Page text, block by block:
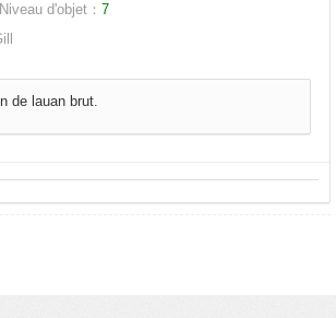
Niveau d'objet： 7
de lauan brut.